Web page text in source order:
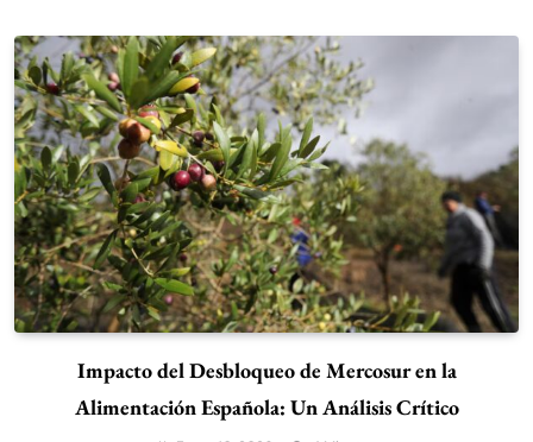
Impacto del Desbloqueo de Mercosur en la
Alimentación Española: Un Análisis Crítico